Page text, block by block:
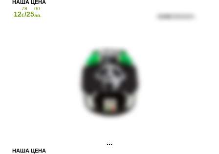
12
78
€/25
00
лв.